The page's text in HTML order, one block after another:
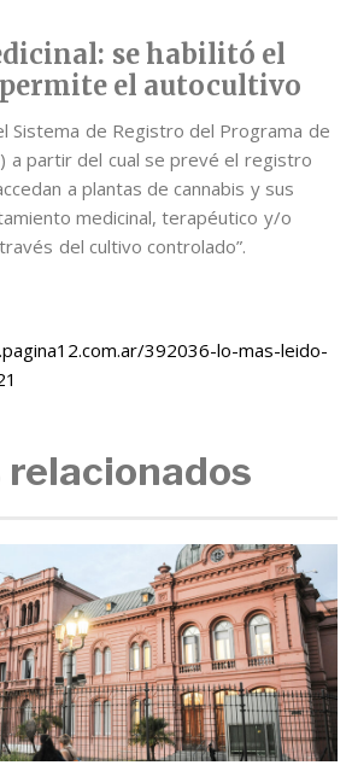
se habilitó el
el autocultivo
Sistema de Registro del Programa de
a partir del cual se prevé el registro
a plantas de cannabis y sus
medicinal, terapéutico y/o
del cultivo controlado”.
392036-lo-mas-leido-